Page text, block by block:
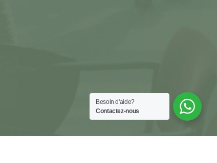
Besoin d'aide?
Contactez-nous